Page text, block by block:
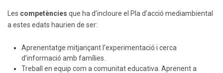
Les competències que ha d’incloure el Pla d’acció mediambiental
a estes edats haurien de ser:
Aprenentatge mitjançant l’experimentació i cerca
d’informació amb famílies.
Treball en equip com a comunitat educativa. Aprenent a